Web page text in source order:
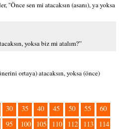
"Önce sen mi atacaksın (asanı), ya yoksa
yoksa biz mi atalım?”
ortaya) atacaksın, yoksa (önce)
30 35 40 45 50 55
60
95 100 105 110 112 113 114